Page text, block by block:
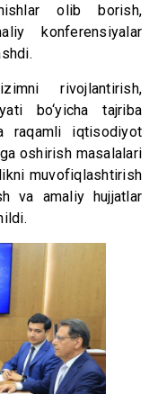
olib borish,
konferensiyalar
rivojlantirish,
bo‘yicha tajriba
raqamli iqtisodiyot
oshirish masalalari
muvofiqlashtirish
va amaliy hujjatlar